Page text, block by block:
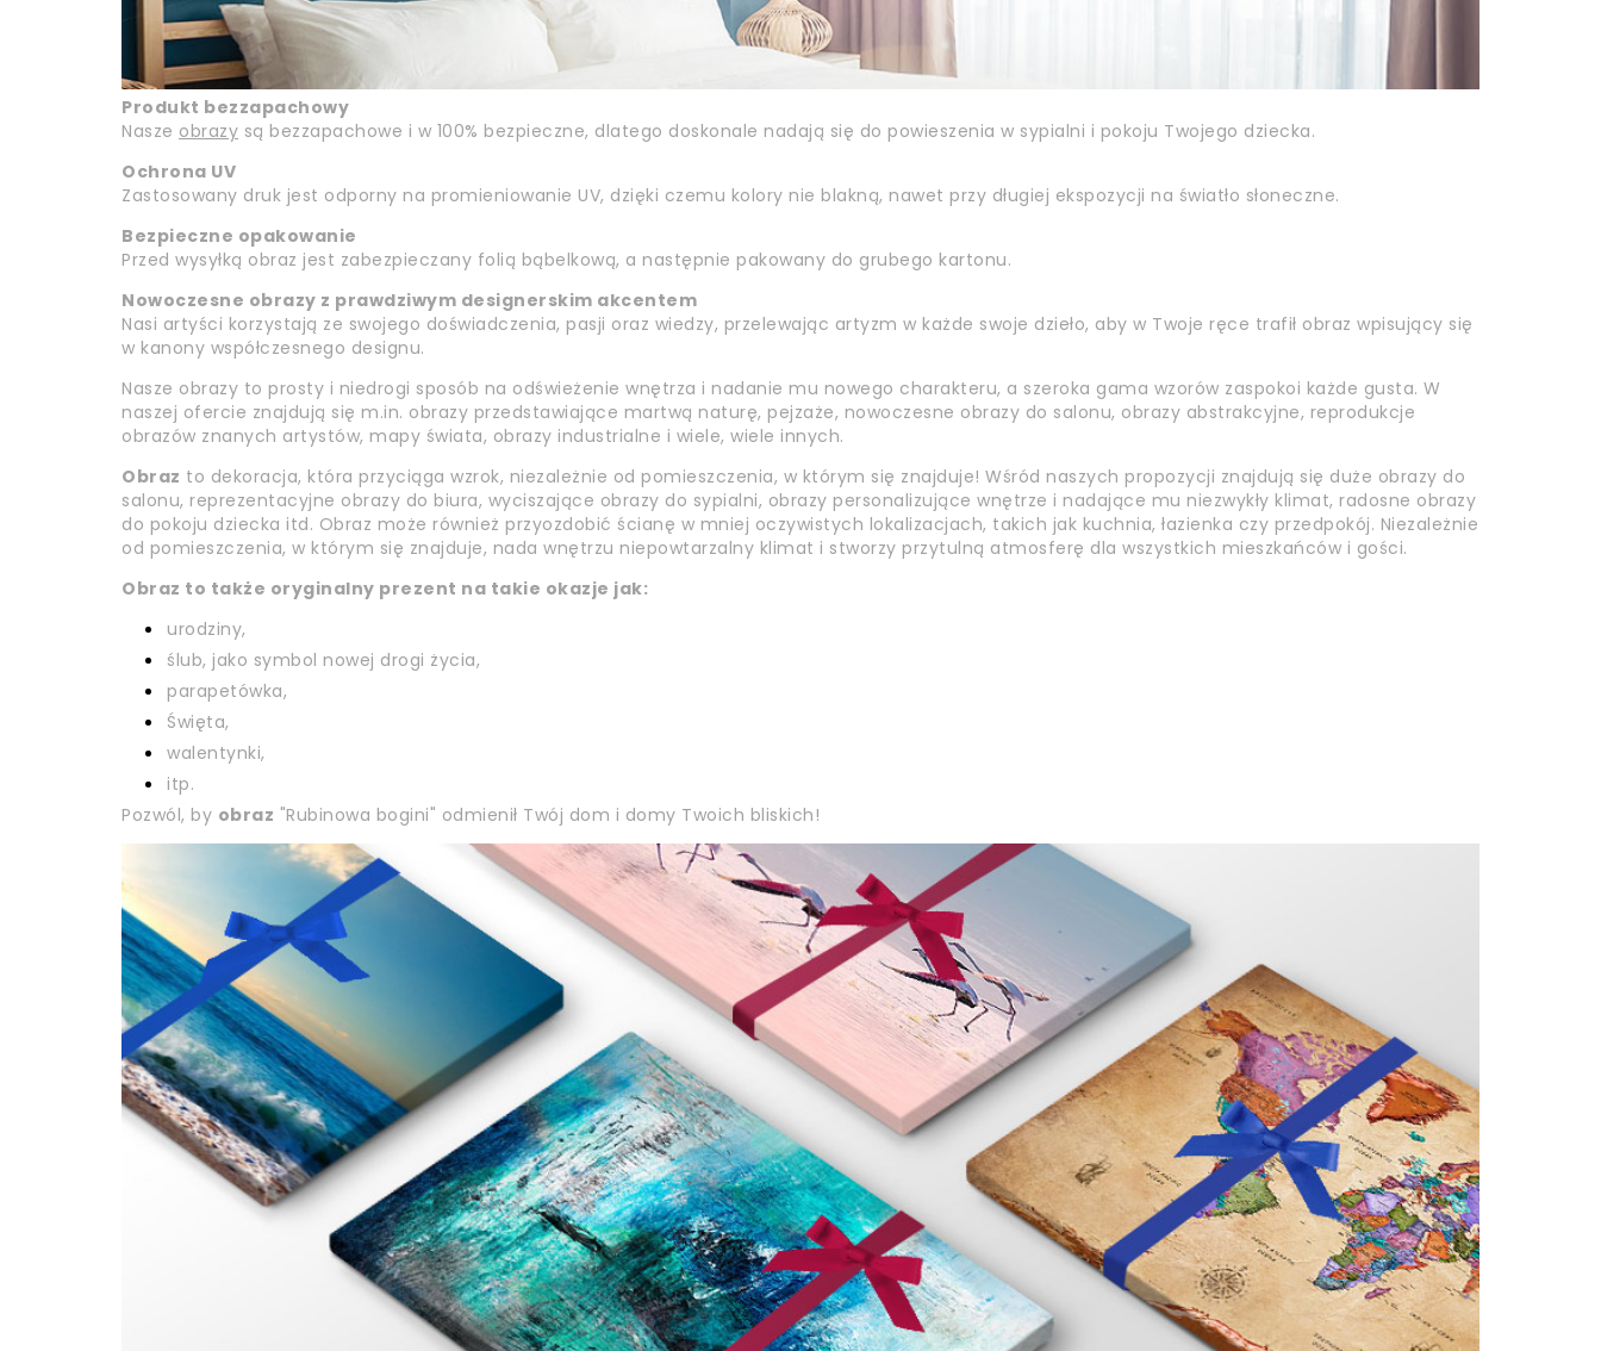
Produkt bezzapachowy
Nasze obrazy są bezzapachowe i w 100% bezpieczne, dlatego doskonale nadają się do powieszenia w sypialni i pokoju Twojego dziecka.
Ochrona UV
Zastosowany druk jest odporny na promieniowanie UV, dzięki czemu kolory nie blakną, nawet przy długiej ekspozycji na światło słoneczne.
Bezpieczne opakowanie
Przed wysyłką obraz jest zabezpieczany folią bąbelkową, a następnie pakowany do grubego kartonu.
Nowoczesne obrazy z prawdziwym designerskim akcentem
Nasi artyści korzystają ze swojego doświadczenia, pasji oraz wiedzy, przelewając artyzm w każde swoje dzieło, aby w Twoje ręce trafił obraz wpisujący się
w kanony współczesnego designu.
Nasze obrazy to prosty i niedrogi sposób na odświeżenie wnętrza i nadanie mu nowego charakteru, a szeroka gama wzorów zaspokoi każde gusta. W
naszej ofercie znajdują się m.in. obrazy przedstawiające martwą naturę, pejzaże, nowoczesne obrazy do salonu, obrazy abstrakcyjne, reprodukcje
obrazów znanych artystów, mapy świata, obrazy industrialne i wiele, wiele innych.
Obraz to dekoracja, która przyciąga wzrok, niezależnie od pomieszczenia, w którym się znajduje! Wśród naszych propozycji znajdują się duże obrazy do
salonu, reprezentacyjne obrazy do biura, wyciszające obrazy do sypialni, obrazy personalizujące wnętrze i nadające mu niezwykły klimat, radosne obrazy
do pokoju dziecka itd. Obraz może również przyozdobić ścianę w mniej oczywistych lokalizacjach, takich jak kuchnia, łazienka czy przedpokój. Niezależnie
od pomieszczenia, w którym się znajduje, nada wnętrzu niepowtarzalny klimat i stworzy przytulną atmosferę dla wszystkich mieszkańców i gości.
Obraz to także oryginalny prezent na takie okazje jak:
urodziny,
ślub, jako symbol nowej drogi życia,
parapetówka,
Święta,
walentynki,
itp.
Pozwól, by obraz "Rubinowa bogini" odmienił Twój dom i domy Twoich bliskich!